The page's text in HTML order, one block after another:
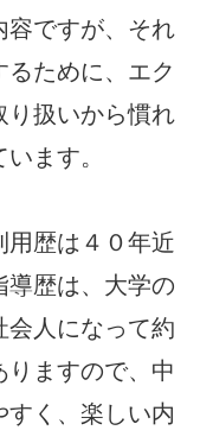
容ですが、それ
ために、エク
り扱いから慣れ
ます。
用歴は４０年近
導歴は、大学の
会人になって約
りますので、中
く、楽しい内